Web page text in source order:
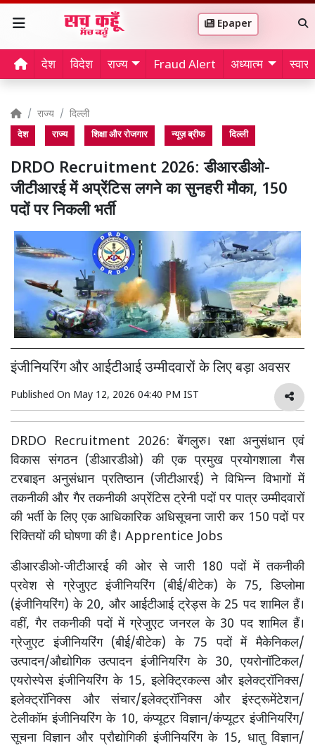
Epaper
देश विदेश राज्य Fraud Alert अध्यात्म
राज्य दिल्ली
देश राज्य शिक्षा और रोजगार न्यूज़ ब्रीफ दिल्ली
DRDO Recruitment 2026: डीआरडीओ-
जीटीआरई में अप्रेंटिस लगने का सुनहरी मौका, 150
पदों पर निकली भर्ती
इंजीनियरिंग और आईटीआई उम्मीदवारों के लिए बड़ा अवसर
Published On May 12, 2026 04:40 PM IST
DRDO Recruitment 2026: बेंगलुरु। रक्षा अनुसंधान एवं
विकास संगठन (डीआरडीओ) की एक प्रमुख प्रयोगशाला गैस
टरबाइन अनुसंधान प्रतिष्ठान (जीटीआरई) ने विभिन्न विभागों में
तकनीकी और गैर तकनीकी अप्रेंटिस ट्रेनी पदों पर पात्र उम्मीदवारों
की भर्ती के लिए एक आधिकारिक अधिसूचना जारी कर 150 पदों पर
रिक्तियों की घोषणा की है। Apprentice Jobs
डीआरडीओ-जीटीआरई की ओर से जारी 180 पदों में तकनीकी
प्रवेश से ग्रेजुएट इंजीनियरिंग (बीई/बीटेक) के 75, डिप्लोमा
(इंजीनियरिंग) के 20, और आईटीआई ट्रेड्स के 25 पद शामिल हैं।
वहीं, गैर तकनीकी पदों में ग्रेजुएट जनरल के 30 पद शामिल हैं।
ग्रेजुएट इंजीनियरिंग (बीई/बीटेक) के 75 पदों में मैकेनिकल/
उत्पादन/औद्योगिक उत्पादन इंजीनियरिंग के 30, एयरोनॉटिकल/
एयरोस्पेस इंजीनियरिंग के 15, इलेक्ट्रिकल्स और इलेक्ट्रॉनिक्स/
इलेक्ट्रॉनिक्स और संचार/इलेक्ट्रॉनिक्स और इंस्ट्रूमेंटेशन/
टेलीकॉम इंजीनियरिंग के 10, कंप्यूटर विज्ञान/कंप्यूटर इंजीनियरिंग/
सूचना विज्ञान और प्रौद्योगिकी इंजीनियरिंग के 15, धातु विज्ञान/